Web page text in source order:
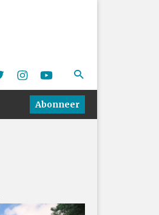
Abonneer